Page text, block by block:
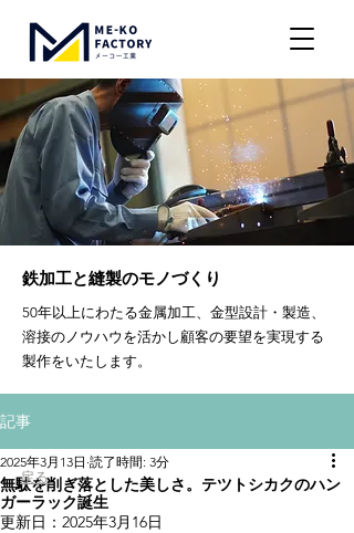
鉄加工と縫製のモノづくり
50年以上にわたる金属加工、金型設計・製造、
溶接のノウハウを活かし顧客の要望を実現する
製作をいたします。
記事
無駄を削ぎ落とした美しさ。テツトシカクのハン
ガーラック誕生
2025年3月13日 読了時間: 3分
更新日： 2025年3月16日
​戻る